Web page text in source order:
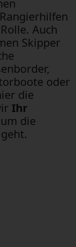
Auch
Skipper
oder
die
Ihr
die